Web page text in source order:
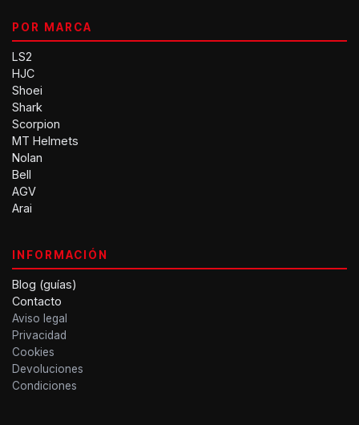
POR MARCA
LS2
HJC
Shoei
Shark
Scorpion
MT Helmets
Nolan
Bell
AGV
Arai
INFORMACIÓN
Blog (guías)
Contacto
Aviso legal
Privacidad
Cookies
Devoluciones
Condiciones